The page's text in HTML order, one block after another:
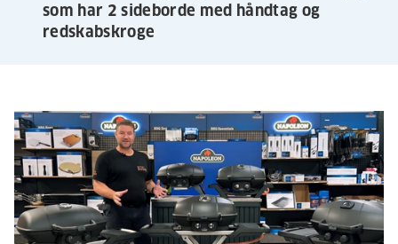
som har 2 sideborde med håndtag og
redskabskroge